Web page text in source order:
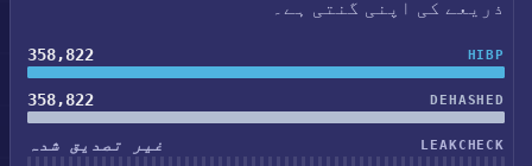
ذریعے کی اپنی گنتی ہے۔
HIBP
358,822
DEHASHED
358,822
LEAKCHECK غیر تصدیق شدہ